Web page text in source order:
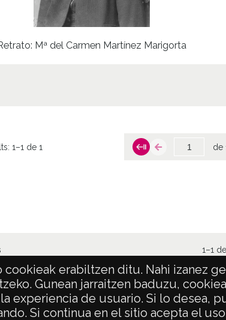
erabiltzen ditu. Nahi izanez
Gunean jarraitzen baduzu,
experiencia de usuario. Si lo desea,
Si continua en el sitio acepta el
Mª del Carmen Martínez Marigorta
1–1 de 1 de
1–1
PRIVACIDAD ACCESIBILIDAD